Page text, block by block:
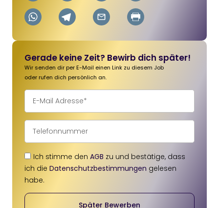
Gerade keine Zeit? Bewirb dich später!
Wir senden dir per E-Mail einen Link zu diesem Job
oder rufen dich persönlich an.
Ich stimme den AGB zu und bestätige, dass
ich die Datenschutz­bestimmungen gelesen
habe.
Später Bewerben